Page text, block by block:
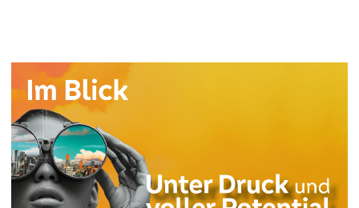
Ulrichstein
Wartenberg
Schwalm
Fulda
Gießen